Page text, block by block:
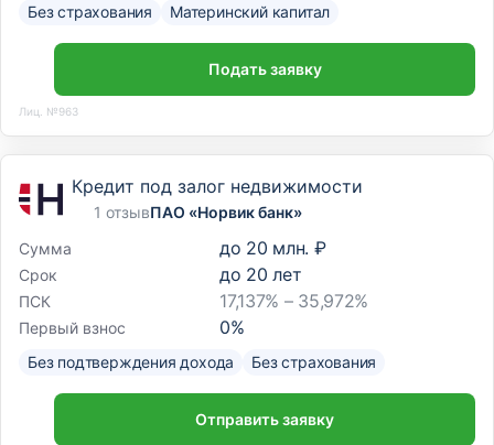
Без страхования Материнский капитал
Подать заявку
Лиц. №963
Кредит под залог недвижимости
1 отзывПАО «Норвик банк»
Сумма
до 20 млн. ₽
Срок до 20 лет
ПСК 17,137% – 35,972%
Первый взнос 0%
Без подтверждения дохода Без страхования
Отправить заявку